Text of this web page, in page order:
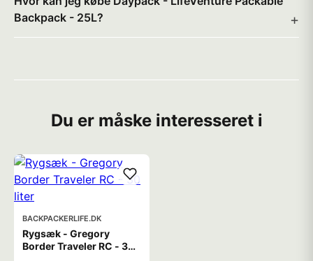
Backpack - 25L?
Du er måske interesseret i
BACKPACKERLIFE.DK
Rygsæk - Gregory
Border Traveler RC - 30